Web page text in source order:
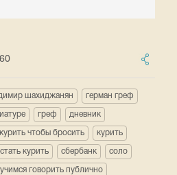
шахиджанян герман греф
греф дневник
курить чтобы бросить курить
курить сбербанк соло
учимся говорить публично